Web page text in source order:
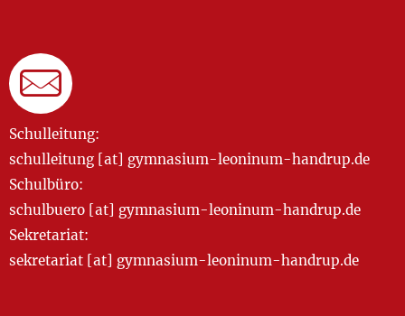
Schulleitung:
schulleitung [at] gymnasium-leoninum-handrup.de
Schulbüro:
schulbuero [at] gymnasium-leoninum-handrup.de
Sekretariat:
sekretariat [at] gymnasium-leoninum-handrup.de